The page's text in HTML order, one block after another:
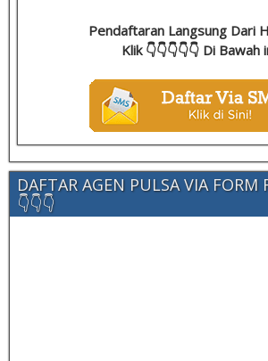
Pendaftaran Langsung Dari
Klik 👇👇👇👇👇 Di Bawah
DAFTAR AGEN PULSA VIA FORM
👇👇👇